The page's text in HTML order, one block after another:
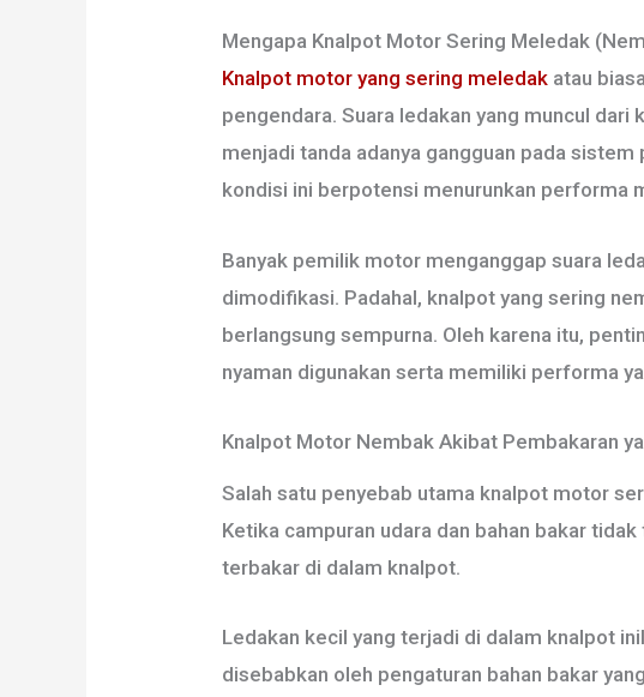
Mengapa Knalpot Motor Sering Meledak
Knalpot motor yang sering meledak atau
pengendara. Suara ledakan yang muncul
menjadi tanda adanya gangguan pada
kondisi ini berpotensi menurunkan performa
Banyak pemilik motor menganggap suara
dimodifikasi. Padahal, knalpot yang sering
berlangsung sempurna. Oleh karena itu,
nyaman digunakan serta memiliki performa
Knalpot Motor Nembak Akibat Pembakaran
Salah satu penyebab utama knalpot motor
Ketika campuran udara dan bahan bakar
terbakar di dalam knalpot.
Ledakan kecil yang terjadi di dalam knalpot
disebabkan oleh pengaturan bahan bakar